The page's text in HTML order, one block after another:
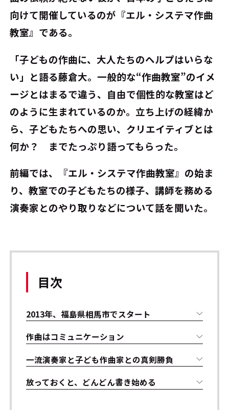
向けて開催しているのが『エル・システマ作曲
教室』である。
「子どもの作曲に、大人たちのヘルプはいらな
い」と語る藤倉大。一般的な“作曲教室”のイメ
ージとはまるで違う、自由で個性的な教室はど
のように生まれているのか――。立ち上げの経緯か
ら、子どもたちへの思い、クリエイティブとは
何か？ までたっぷり語ってもらった。
前編では、『エル・システマ作曲教室』の始ま
り、教室での子どもたちの様子、講師を務める
演奏家とのやり取りなどについて話を聞いた。
目次
2013年、福島県相馬市でスタート
作曲はコミュニケーション
一流演奏家と子ども作曲家との真剣勝負
放っておくと、どんどん書き始める